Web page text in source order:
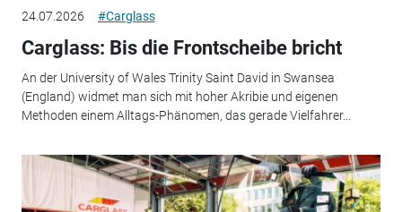
24.07.2026 #Carglass
Carglass: Bis die Frontscheibe bricht
An der University of Wales Trinity Saint David in Swansea
(England) widmet man sich mit hoher Akribie und eigenen
Methoden einem Alltags-Phänomen, das gerade Vielfahrer...